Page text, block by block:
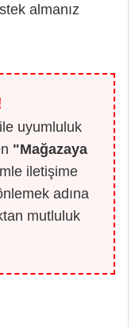
almanız
uyumluluk
"Mağazaya
iletişime
adına
mutluluk